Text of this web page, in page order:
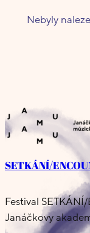
Nebyly
SETKÁNÍ/
Festival
Janáčkovy